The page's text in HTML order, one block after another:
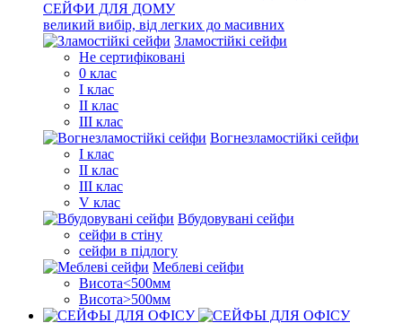
СЕЙФИ ДЛЯ ДОМУ
великий вибір, від легких до масивних
Зламостійкі сейфи
Не сертифіковані
0 клас
I клас
II клас
III клас
Вогнезламостійкі сейфи
I клас
II клас
III клас
V клас
Вбудовувані сейфи
сейфи в стіну
сейфи в підлогу
Меблеві сейфи
Висота<500мм
Висота>500мм